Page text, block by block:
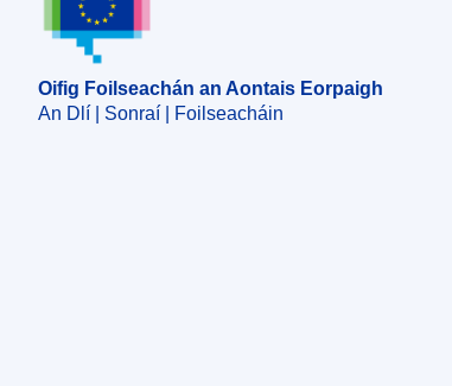
Oifig Foilseachán an Aontais Eorpaigh
An Dlí | Sonraí | Foilseacháin